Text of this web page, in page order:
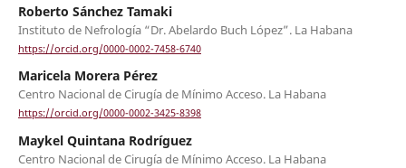
Roberto Sánchez Tamaki
Instituto de Nefrología “Dr. Abelardo Buch López”. La Habana
https://orcid.org/0000-0002-7458-6740
Maricela Morera Pérez
Centro Nacional de Cirugía de Mínimo Acceso. La Habana
https://orcid.org/0000-0002-3425-8398
Maykel Quintana Rodríguez
Centro Nacional de Cirugía de Mínimo Acceso. La Habana